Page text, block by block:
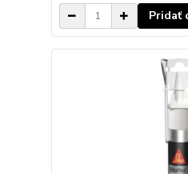
Pridať